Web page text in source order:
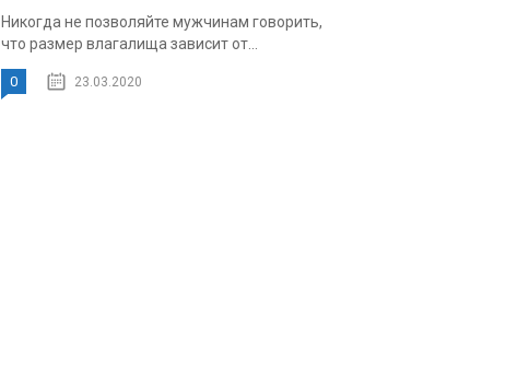
Никогда не позволяйте мужчинам говорить,
что размер влагалища зависит от...
0 23.03.2020